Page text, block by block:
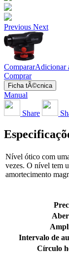
Previous Next
CompararAdicionar
Comprar
Ficha tÃ©cnica
Manual
Share
Nível ótico com
vezes. O nível tem
amortecimento
Intervalo de
Círculo